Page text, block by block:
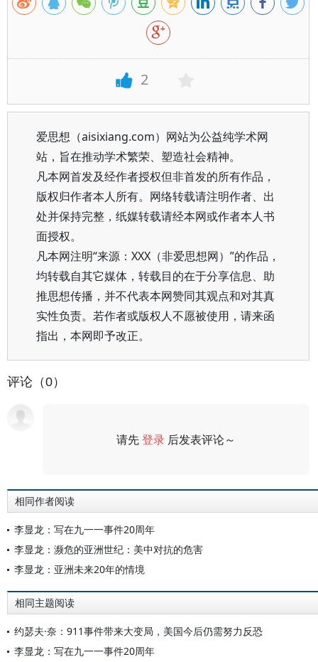
2
爱思想（aisixiang.com）网站为公益纯学术网
站，旨在推动学术繁荣、塑造社会精神。
凡本网首发及经作者授权但非首发的所有作品，
版权归作者本人所有。网络转载请注明作者、出
处并保持完整，纸媒转载请经本网或作者本人书
面授权。
凡本网注明“来源：XXX（非爱思想网）”的作品，
均转载自其它媒体，转载目的在于分享信息、助
推思想传播，并不代表本网赞同其观点和对其真
实性负责。若作者或版权人不愿被使用，请来函
指出，本网即予改正。
评论（0）
请先登录 后发表评论～
相同作者阅读
李显龙：写在九一一事件20周年
李显龙：濒危的亚洲世纪：美中对抗的危害
李显龙：亚洲未来20年的情境
相同主题阅读
约瑟夫·奈：911事件带来大变局，美国今后仍需努力反恐
李显龙：写在九一一事件20周年